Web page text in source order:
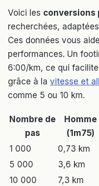
Voici les conversions
recherchées,
Ces données vous
performances. Un
6:00/km, ce qui
grâce à la vitesse et
comme 5 ou 10 km.
Nombre de
pas
Homme
(1m75)
1 000
0,73 km
5 000
3,6 km
10 000
7,3 km